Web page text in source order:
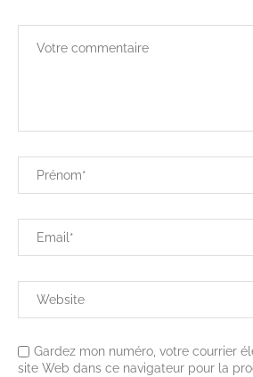
Gardez mon numéro, votre courrier
site Web dans ce navigateur pour la